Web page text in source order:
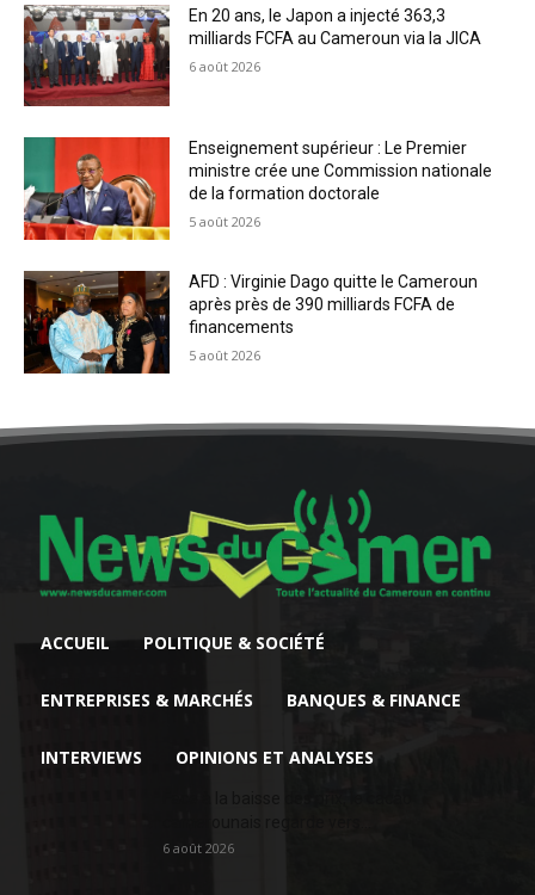
En 20 ans, le Japon a injecté 363,3
milliards FCFA au Cameroun via la JICA
6 août 2026
Enseignement supérieur : Le Premier
ministre crée une Commission nationale
de la formation doctorale
5 août 2026
AFD : Virginie Dago quitte le Cameroun
après près de 390 milliards FCFA de
financements
5 août 2026
ACCUEIL POLITIQUE & SOCIÉTÉ
ENTREPRISES & MARCHÉS BANQUES & FINANCE
INTERVIEWS OPINIONS ET ANALYSES
6 août 2026